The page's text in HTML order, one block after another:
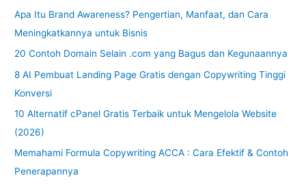
Apa Itu Brand Awareness? Pengertian, Manfaat, dan Cara
Meningkatkannya untuk Bisnis
20 Contoh Domain Selain .com yang Bagus dan Kegunaannya
8 AI Pembuat Landing Page Gratis dengan Copywriting Tinggi
Konversi
10 Alternatif cPanel Gratis Terbaik untuk Mengelola Website
(2026)
Memahami Formula Copywriting ACCA : Cara Efektif & Contoh
Penerapannya